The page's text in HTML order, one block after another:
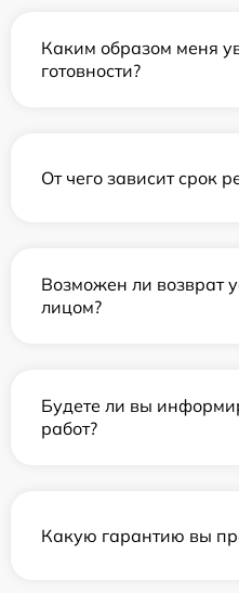
Каким образом меня
готовности?
От чего зависит срок
Возможен ли возврат
лицом?
Будете ли вы
работ?
Какую гарантию вы